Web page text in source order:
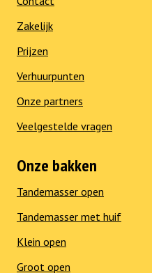
Zakelijk
Prijzen
Verhuurpunten
Onze partners
Veelgestelde vragen
Onze bakken
Tandemasser open
Tandemasser met huif
Klein open
Groot open